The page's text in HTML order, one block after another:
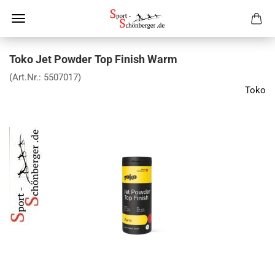
Toko Jet Powder Top Finish Warm
(Art.Nr.: 5507017)
Toko